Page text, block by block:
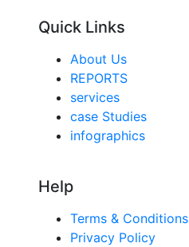
Quick Links
About Us
REPORTS
services
case Studies
infographics
Help
Terms & Conditions
Privacy Policy